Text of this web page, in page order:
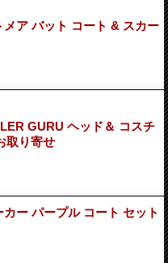
ア バット コート & スカー
GURU ヘッド＆ コスチ
取り寄せ
ー パープル コート セット